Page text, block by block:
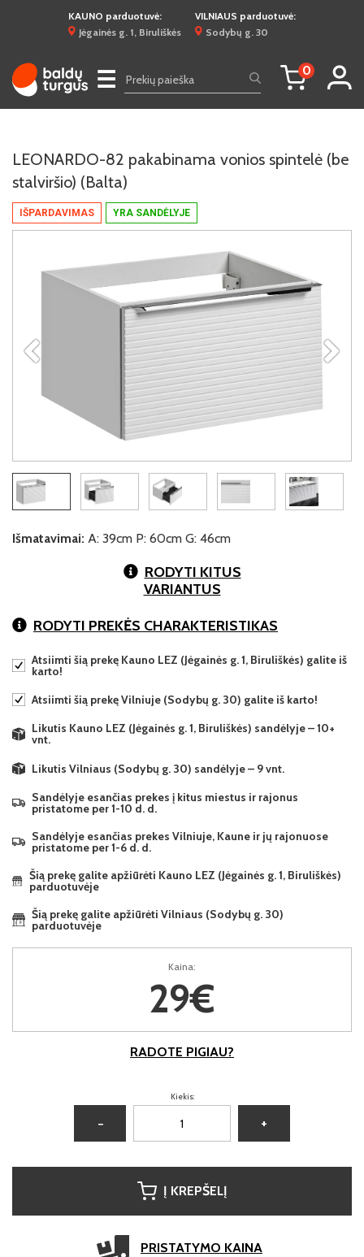
KAUNO parduotuvė:
Jėgainės g. 1, Biruliškės
VILNIAUS parduotuvė:
Sodybų g. 30
☰ 0
IŠPARDAVIMAS YRA SANDĖLYJE
LEONARDO-82 pakabinama vonios spintelė (be
stalviršio) (Balta)
Išmatavimai: A: 39cm P: 60cm G: 46cm
RODYTI KITUS
VARIANTUS
RODYTI PREKĖS CHARAKTERISTIKAS
Atsiimti šią prekę Kauno LEZ (Jėgainės g. 1, Biruliškės) galite iš
karto!
Atsiimti šią prekę Vilniuje (Sodybų g. 30) galite iš karto!
Likutis Kauno LEZ (Jėgainės g. 1, Biruliškės) sandėlyje – 10+
vnt.
Likutis Vilniaus (Sodybų g. 30) sandėlyje – 9 vnt.
Sandėlyje esančias prekes į kitus miestus ir rajonus
pristatome per 1-10 d. d.
Sandėlyje esančias prekes Vilniuje, Kaune ir jų rajonuose
pristatome per 1-6 d. d.
Šią prekę galite apžiūrėti Kauno LEZ (Jėgainės g. 1, Biruliškės)
parduotuvėje
Šią prekę galite apžiūrėti Vilniaus (Sodybų g. 30)
parduotuvėje
Kaina:
29€
RADOTE PIGIAU?
Kiekis:
− +
Į KREPŠELĮ
PRISTATYMO KAINA